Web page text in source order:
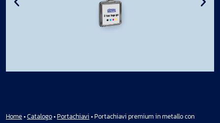
Home•Catalogo•Portachiavi •Portachiavi premium in metallo con